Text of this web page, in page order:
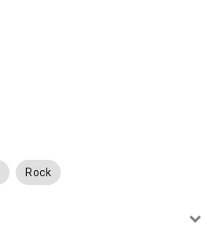
Rock